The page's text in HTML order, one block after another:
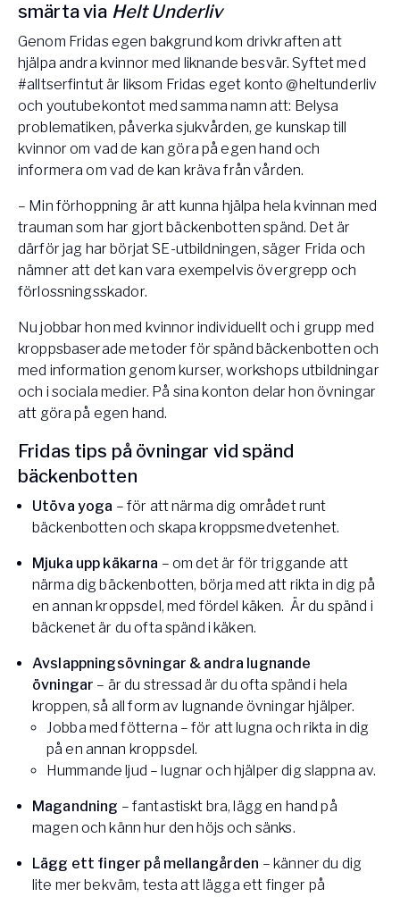
smärta via Helt Underliv
Genom Fridas egen bakgrund kom drivkraften att
hjälpa andra kvinnor med liknande besvär. Syftet med
#alltserfintut är liksom Fridas eget konto @heltunderliv
och youtubekontot med samma namn att: Belysa
problematiken, påverka sjukvården, ge kunskap till
kvinnor om vad de kan göra på egen hand och
informera om vad de kan kräva från vården.
– Min förhoppning är att kunna hjälpa hela kvinnan med
trauman som har gjort bäckenbotten spänd. Det är
därför jag har börjat SE-utbildningen, säger Frida och
nämner att det kan vara exempelvis övergrepp och
förlossningsskador.
Nu jobbar hon med kvinnor individuellt och i grupp med
kroppsbaserade metoder för spänd bäckenbotten och
med information genom kurser, workshops utbildningar
och i sociala medier. På sina konton delar hon övningar
att göra på egen hand.
Fridas tips på övningar vid spänd
bäckenbotten
Utöva yoga – för att närma dig området runt
bäckenbotten och skapa kroppsmedvetenhet.
Mjuka upp käkarna – om det är för triggande att
närma dig bäckenbotten, börja med att rikta in dig på
en annan kroppsdel, med fördel käken. Är du spänd i
bäckenet är du ofta spänd i käken.
Avslappningsövningar & andra lugnande
övningar – är du stressad är du ofta spänd i hela
kroppen, så all form av lugnande övningar hjälper.
Jobba med fötterna – för att lugna och rikta in dig
på en annan kroppsdel.
Hummande ljud – lugnar och hjälper dig slappna av.
Magandning – fantastiskt bra, lägg en hand på
magen och känn hur den höjs och sänks.
Lägg ett finger på mellangården – känner du dig
lite mer bekväm, testa att lägga ett finger på